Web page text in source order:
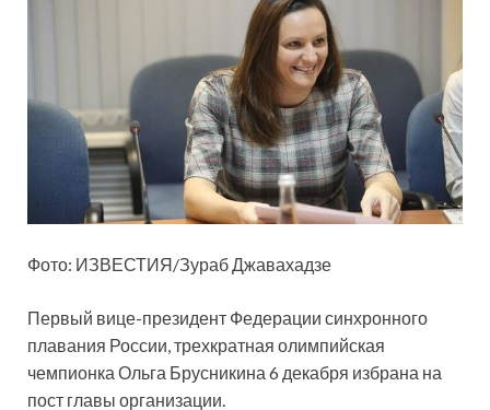
Фото: ИЗВЕСТИЯ/Зураб Джавахадзе
Первый вице-президент Федерации синхронного
плавания России, трехкратная олимпийская
чемпионка Ольга Брусникина 6 декабря избрана на
пост главы организации.